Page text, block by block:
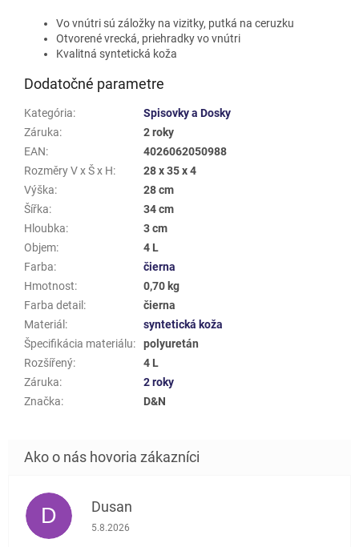
Vo vnútri sú záložky na vizitky, putká na ceruzku
Otvorené vrecká, priehradky vo vnútri
Kvalitná syntetická koža
Dodatočné parametre
Kategória:
Spisovky a Dosky
Záruka:
2 roky
EAN:
4026062050988
Rozměry V x Š x H:
28 x 35 x 4
Výška:
28 cm
Šířka:
34 cm
Hloubka:
3 cm
Objem:
4 L
Farba:
čierna
Hmotnost:
0,70 kg
Farba detail :
čierna
Materiál :
syntetická koža
Špecifikácia materiálu:
polyuretán
Rozšířený:
4 L
Záruka:
2 roky
Značka: D&N
D Dusan
Hodnotenie obchodu je 5 z 5 hviezdičiek.
5.8.2026